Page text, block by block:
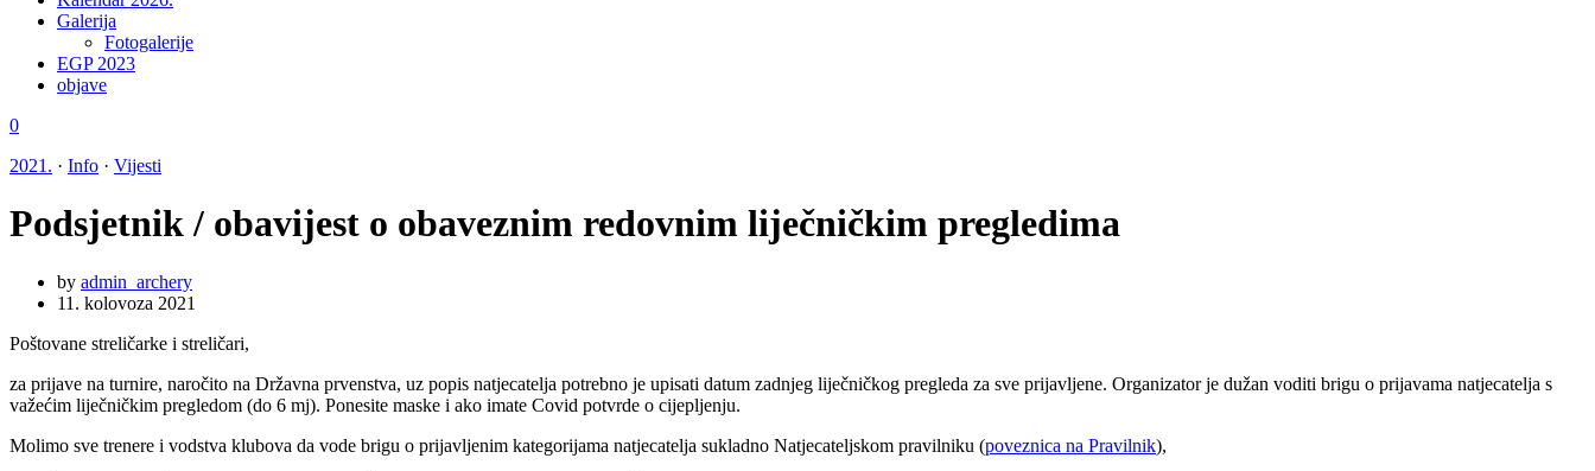
Galerija
Fotogalerije
EGP 2023
objave
0
2021. · Info · Vijesti
Podsjetnik / obavijest o obaveznim redovnim liječničkim pregledima
by admin_archery
11. kolovoza 2021
Poštovane streličarke i streličari,
za prijave na turnire, naročito na Državna prvenstva, uz popis natjecatelja potrebno je upisati datum zadnjeg liječničkog pregleda za sve prijavljene. Organizator je dužan voditi brigu o prijavama natjecatelja s
važećim liječničkim pregledom (do 6 mj). Ponesite maske i ako imate Covid potvrde o cijepljenju.
Molimo sve trenere i vodstva klubova da vode brigu o prijavljenim kategorijama natjecatelja sukladno Natjecateljskom pravilniku (poveznica na Pravilnik),